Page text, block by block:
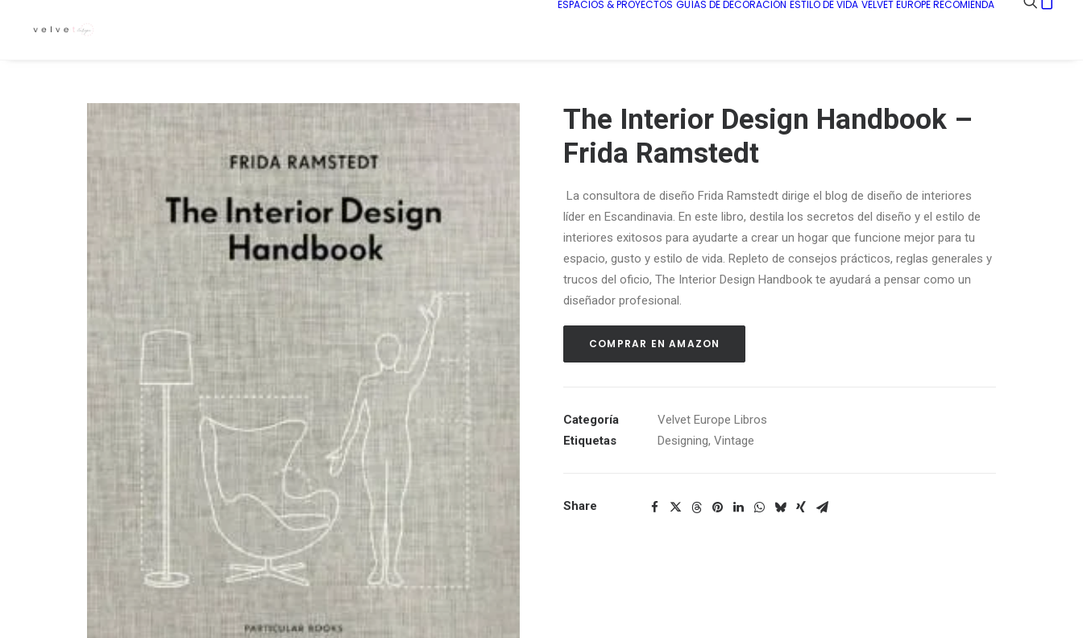
ESPACIOS & PROYECTOS GUÍAS DE DECORACIÓN ESTILO DE VIDA VELVET EUROPE RECOMIENDA
The Interior Design Handbook –
Frida Ramstedt
La consultora de diseño Frida Ramstedt dirige el blog de diseño de interiores
líder en Escandinavia. En este libro, destila los secretos del diseño y el estilo de
interiores exitosos para ayudarte a crear un hogar que funcione mejor para tu
espacio, gusto y estilo de vida. Repleto de consejos prácticos, reglas generales y
trucos del oficio, The Interior Design Handbook te ayudará a pensar como un
diseñador profesional.
COMPRAR EN AMAZON
Categoría
Velvet Europe Libros
Etiquetas
Designing, Vintage
Share